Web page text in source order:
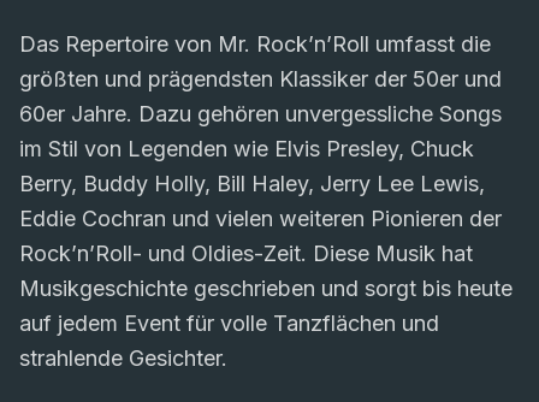
Das Repertoire von Mr. Rock’n’Roll umfasst die
größten und prägendsten Klassiker der 50er und
60er Jahre. Dazu gehören unvergessliche Songs
im Stil von Legenden wie Elvis Presley, Chuck
Berry, Buddy Holly, Bill Haley, Jerry Lee Lewis,
Eddie Cochran und vielen weiteren Pionieren der
Rock’n’Roll- und Oldies-Zeit. Diese Musik hat
Musikgeschichte geschrieben und sorgt bis heute
auf jedem Event für volle Tanzflächen und
strahlende Gesichter.